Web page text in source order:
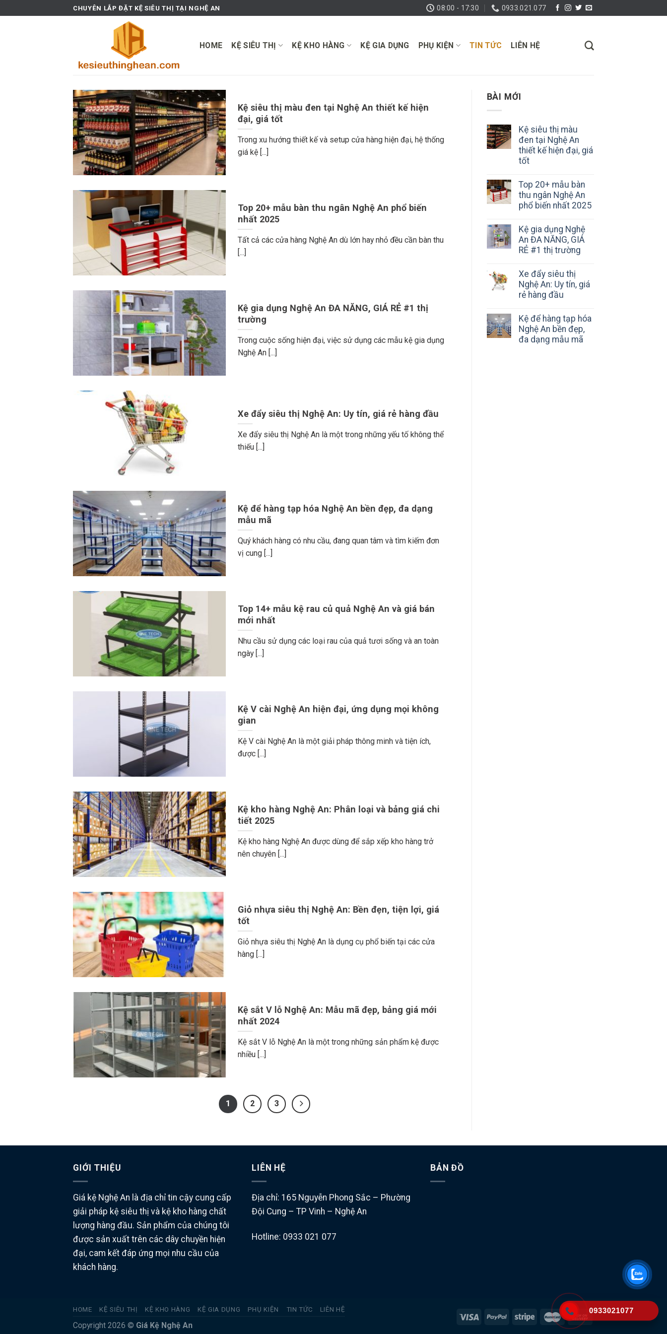
CHUYÊN LẮP ĐẶT KỆ SIÊU THỊ TẠI NGHỆ AN 08:00 - 17:30 0933.021.077
HOME KỆ SIÊU THỊ KỆ KHO HÀNG KỆ GIA DỤNG PHỤ KIỆN TIN TỨC LIÊN HỆ
Kệ siêu thị màu đen tại Nghệ An thiết kế hiện
đại, giá tốt
Trong xu hướng thiết kế và setup cửa hàng hiện đại, hệ thống
giá kệ [...]
Top 20+ mẫu bàn thu ngân Nghệ An phổ biến
nhất 2025
Tất cả các cửa hàng Nghệ An dù lớn hay nhỏ đều cần bàn thu
[...]
Kệ gia dụng Nghệ An ĐA NĂNG, GIÁ RẺ #1 thị
trường
Trong cuộc sống hiện đại, việc sử dụng các mẫu kệ gia dụng
Nghệ An [...]
Xe đẩy siêu thị Nghệ An: Uy tín, giá rẻ hàng đầu
Xe đẩy siêu thị Nghệ An là một trong những yếu tố không thể
thiếu [...]
Kệ để hàng tạp hóa Nghệ An bền đẹp, đa dạng
mẫu mã
Quý khách hàng có nhu cầu, đang quan tâm và tìm kiếm đơn
vị cung [...]
Top 14+ mẫu kệ rau củ quả Nghệ An và giá bán
mới nhất
Nhu cầu sử dụng các loại rau của quả tươi sống và an toàn
ngày [...]
Kệ V cài Nghệ An hiện đại, ứng dụng mọi không
gian
Kệ V cài Nghệ An là một giải pháp thông minh và tiện ích,
được [...]
Kệ kho hàng Nghệ An: Phân loại và bảng giá chi
tiết 2025
Kệ kho hàng Nghệ An được dùng để sắp xếp kho hàng trở
nên chuyên [...]
Giỏ nhựa siêu thị Nghệ An: Bền đẹn, tiện lợi, giá
tốt
Giỏ nhựa siêu thị Nghệ An là dụng cụ phổ biến tại các cửa
hàng [...]
Kệ sắt V lỗ Nghệ An: Mẫu mã đẹp, bảng giá mới
nhất 2024
Kệ sắt V lỗ Nghệ An là một trong những sản phẩm kệ được
nhiều [...]
1 2 3
BÀI MỚI
Kệ siêu thị màu
đen tại Nghệ An
thiết kế hiện đại, giá
tốt
Top 20+ mẫu bàn
thu ngân Nghệ An
phổ biến nhất 2025
Kệ gia dụng Nghệ
An ĐA NĂNG, GIÁ
RẺ #1 thị trường
Xe đẩy siêu thị
Nghệ An: Uy tín, giá
rẻ hàng đầu
Kệ để hàng tạp hóa
Nghệ An bền đẹp,
đa dạng mẫu mã
GIỚI THIỆU
Giá kệ Nghệ An là địa chỉ tin cậy cung cấp
giải pháp kệ siêu thị và kệ kho hàng chất
lượng hàng đầu. Sản phẩm của chúng tôi
được sản xuất trên các dây chuyền hiện
đại, cam kết đáp ứng mọi nhu cầu của
khách hàng.
LIÊN HỆ
Địa chỉ: 165 Nguyễn Phong Sắc – Phường
Đội Cung – TP Vinh – Nghệ An
Hotline: 0933 021 077
BẢN ĐỒ
HOME KỆ SIÊU THỊ KỆ KHO HÀNG KỆ GIA DỤNG PHỤ KIỆN TIN TỨC LIÊN HỆ
Copyright 2026 © Giá Kệ Nghệ An
0933021077